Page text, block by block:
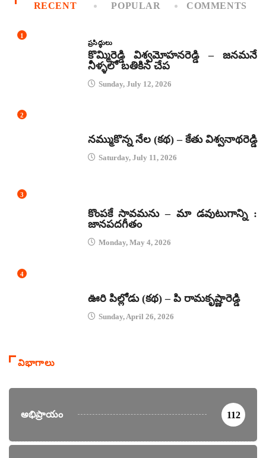
RECENT POPULAR COMMENTS
1
ప్రసిద్ధులు
కొమ్మిరెడ్డి విశ్వమోహనరెడ్డి – జనమనే
నీళ్ళలో బతికిన చేప
Sunday, July 12, 2026
2
నమ్ముకొన్న నేల (కథ) – కేతు విశ్వనాథరెడ్డి
Saturday, July 11, 2026
3
కొంపకే సావమను – మా డవుటుగాన్ని :
జానపదగీతం
Monday, May 4, 2026
4
ఊరి పిల్లోడు (కథ) – పి రామకృష్ణారెడ్డి
Sunday, April 26, 2026
విభాగాలు
అభిప్రాయం 112